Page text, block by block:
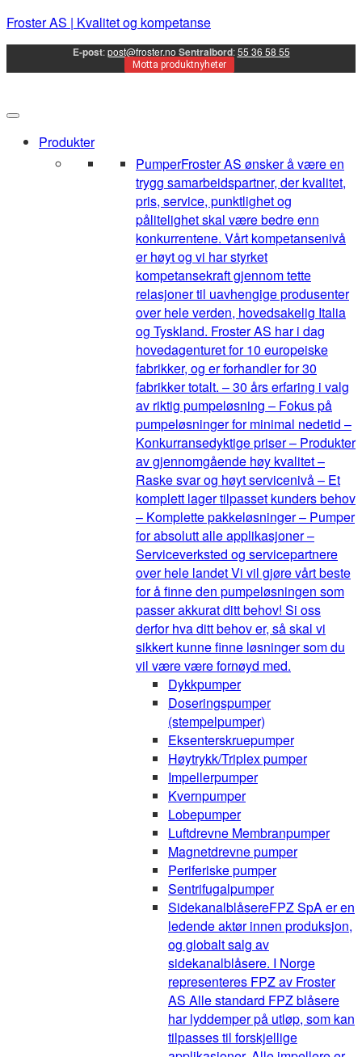
Froster AS | Kvalitet og kompetanse
E-post:post@froster.no Sentralbord:55 36 58 55
Motta produktnyheter
Produkter
PumperFroster AS ønsker å være en
trygg samarbeidspartner, der kvalitet,
pris, service, punktlighet og
pålitelighet skal være bedre enn
konkurrentene. Vårt kompetansenivå
er høyt og vi har styrket
kompetansekraft gjennom tette
relasjoner til uavhengige produsenter
over hele verden, hovedsakelig Italia
og Tyskland. Froster AS har i dag
hovedagenturet for 10 europeiske
fabrikker, og er forhandler for 30
fabrikker totalt. – 30 års erfaring i valg
av riktig pumpeløsning – Fokus på
pumpeløsninger for minimal nedetid –
Konkurransedyktige priser – Produkter
av gjennomgående høy kvalitet –
Raske svar og høyt servicenivå – Et
komplett lager tilpasset kunders behov
– Komplette pakkeløsninger – Pumper
for absolutt alle applikasjoner –
Serviceverksted og servicepartnere
over hele landet Vi vil gjøre vårt beste
for å finne den pumpeløsningen som
passer akkurat ditt behov! Si oss
derfor hva ditt behov er, så skal vi
sikkert kunne finne løsninger som du
vil være være fornøyd med.
Dykkpumper
Doseringspumper
(stempelpumper)
Eksenterskruepumper
Høytrykk/Triplex pumper
Impellerpumper
Kvernpumper
Lobepumper
Luftdrevne Membranpumper
Magnetdrevne pumper
Periferiske pumper
Sentrifugalpumper
SidekanalblåsereFPZ SpA er en
ledende aktør innen produksjon,
og globalt salg av
sidekanalblåsere. I Norge
representeres FPZ av Froster
AS Alle standard FPZ blåsere
har lyddemper på utløp, som kan
tilpasses til forskjellige